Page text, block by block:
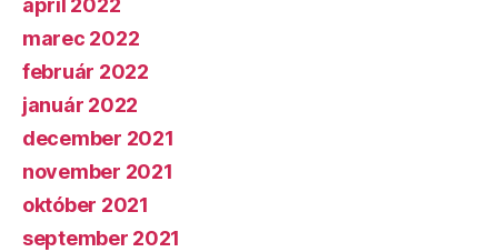
apríl 2022
marec 2022
február 2022
január 2022
december 2021
november 2021
október 2021
september 2021